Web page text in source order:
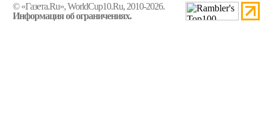
© «Газета.Ru», WorldCup10.Ru, 2010-2026.
Информация об ограничениях.